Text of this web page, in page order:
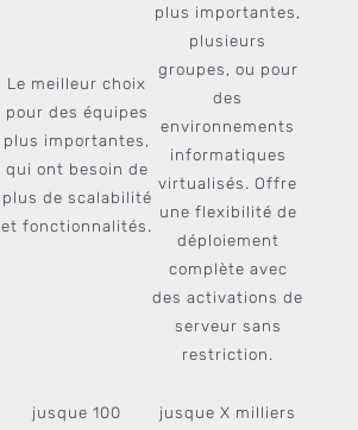
Le meilleur choix
pour des équipes
plus importantes,
qui ont besoin de
plus de scalabilité
et fonctionnalités.
plus importantes,
plusieurs
groupes, ou pour
des
environnements
informatiques
virtualisés. Offre
une flexibilité de
déploiement
complète avec
des activations de
serveur sans
restriction.
jusque 100
jusque X milliers